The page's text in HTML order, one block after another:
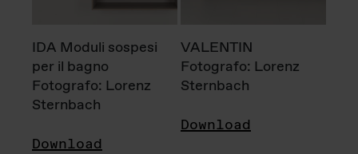
IDA Moduli sospesi
per il bagno
Fotografo: Lorenz
Sternbach
Download
VALENTIN
Fotografo: Lorenz
Sternbach
Download